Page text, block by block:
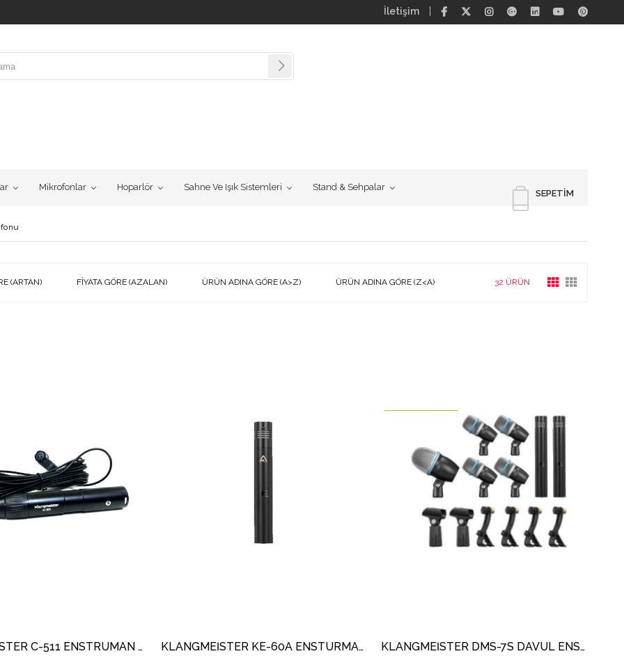
İletişim
SEPETIM
Mikrofonlar Hoparlör Sahne Ve Işık Sistemleri Stand & Sehpalar
(ARTAN) FIYATA GÖRE (AZALAN) ÜRÜN ADINA GÖRE (A>Z) ÜRÜN ADINA GÖRE (Z<A) 32 ÜRÜN
KLANGMEİSTER C-511 ENSTRÜMAN MİKROFONU KLANGMEİSTER KE-60A ENSTÜRMAN MİKROFONU KLANGMEİSTER DMS-7S DAVUL ENSTÜRMAN MİKROFONU